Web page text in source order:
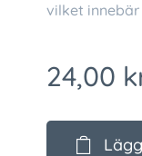
vilket
24,00